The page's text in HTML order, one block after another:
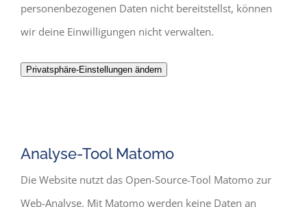
personenbezogenen Daten nicht bereitstellst, können
wir deine Einwilligungen nicht verwalten.
Privatsphäre-Einstellungen ändern
Analyse-Tool Matomo
Die Website nutzt das Open-Source-Tool Matomo zur
Web-Analyse. Mit Matomo werden keine Daten an